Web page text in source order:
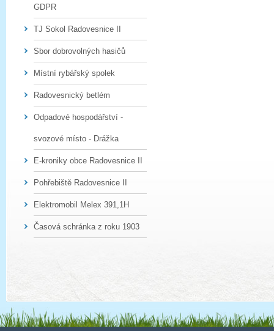
GDPR
TJ Sokol Radovesnice II
Sbor dobrovolných hasičů
Místní rybářský spolek
Radovesnický betlém
Odpadové hospodářství -
svozové místo - Drážka
E-kroniky obce Radovesnice II
Pohřebiště Radovesnice II
Elektromobil Melex 391,1H
Časová schránka z roku 1903